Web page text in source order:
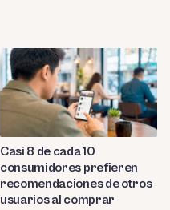
Casi 8 de cada 10
consumidores prefieren
recomendaciones de otros
usuarios al comprar